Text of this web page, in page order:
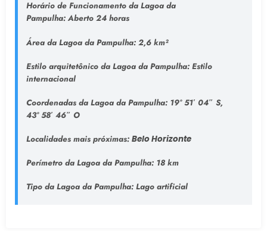
Horário de Funcionamento da Lagoa da
Pampulha:Aberto 24 horas
Área da Lagoa da Pampulha:2,6 km²
Estilo arquitetônico da Lagoa da Pampulha:Estilo
internacional
Coordenadas da Lagoa da Pampulha:19° 51′ 04″ S,
43° 58′ 46″ O
Localidades mais próximas: Belo Horizonte
Perímetro da Lagoa da Pampulha:18 km
Tipo da Lagoa da Pampulha: Lago artificial